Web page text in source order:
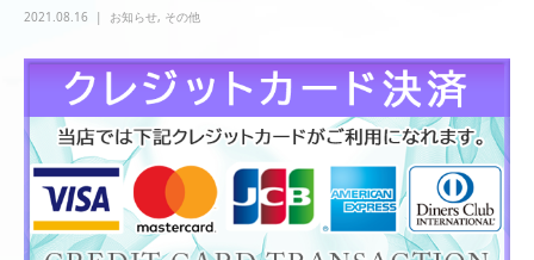
2021.08.16 お知らせ, その他